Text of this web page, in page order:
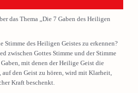
das Thema „Die 7 Gaben des Heiligen
Stimme des Heiligen Geistes zu erkennen?
zwischen Gottes Stimme und der Stimme
mit denen der Heilige Geist die
auf den Geist zu hören, wird mit Klarheit,
Kraft beschenkt.